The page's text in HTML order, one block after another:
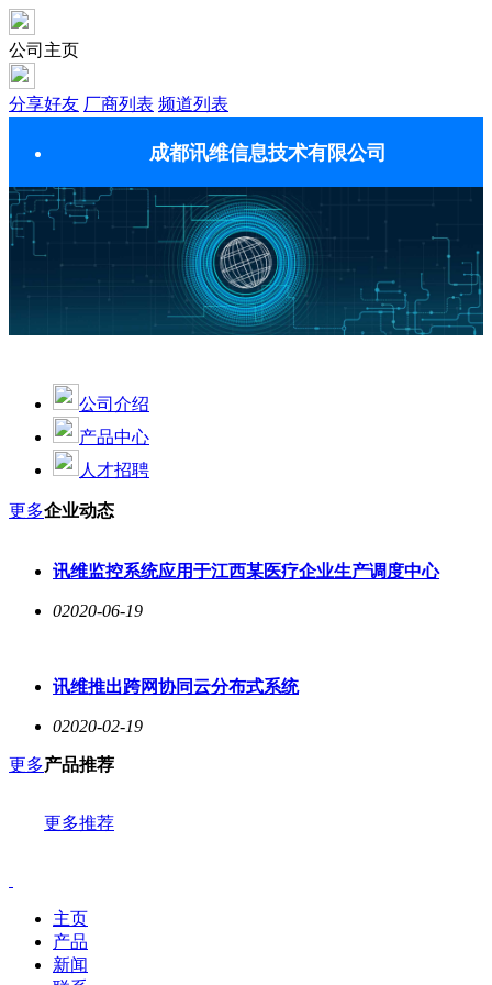
公司主页
分享好友 厂商列表 频道列表
成都讯维信息技术有限公司
公司介绍
产品中心
人才招聘
更多企业动态
讯维监控系统应用于江西某医疗企业生产调度中心
02020-06-19
讯维推出跨网协同云分布式系统
02020-02-19
更多产品推荐
更多推荐
主页
产品
新闻